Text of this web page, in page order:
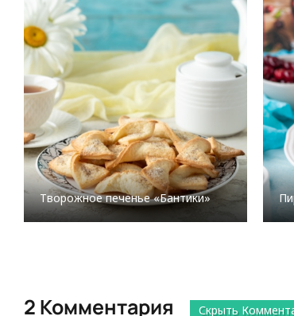
Творожное печенье «Бантики»
2 Комментария Скрыть